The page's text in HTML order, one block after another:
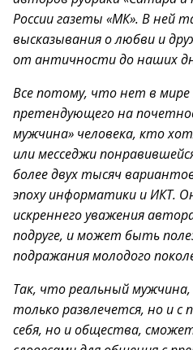
России газеты «МК». В ней
высказывания о любви и
от античности до наших
Все потому, что нет в мире
претендующего на
мужчина» человека, кто
или месседжи
более двух тысяч
эпоху информатики и ИКТ.
искреннего уважения
подруге, и может быть
подражания молодого
Так, что реальный
только развлечется, но и с
себя, но и общества,